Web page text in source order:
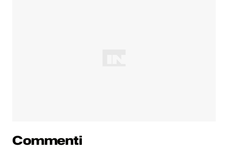
Commenti